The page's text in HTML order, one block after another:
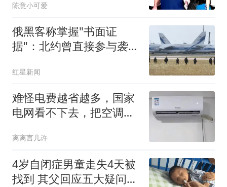
晓
陈意小可爱
俄黑客称掌握"书面证
据"：北约曾直接参与袭击
红星新闻
难怪电费越省越多，国家
电网看不下去，把空调省
离离言几许
4岁自闭症男童走失4天被
找到 其父回应五大疑问：